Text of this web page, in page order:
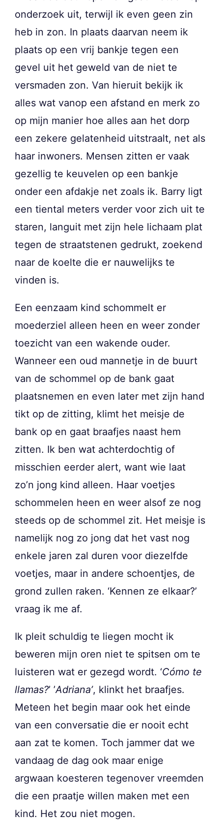
onderzoek uit, terwijl ik even geen zin
heb in zon. In plaats daarvan neem ik
plaats op een vrij bankje tegen een
gevel uit het geweld van de niet te
versmaden zon. Van hieruit bekijk ik
alles wat vanop een afstand en merk zo
op mijn manier hoe alles aan het dorp
een zekere gelatenheid uitstraalt, net als
haar inwoners. Mensen zitten er vaak
gezellig te keuvelen op een bankje
onder een afdakje net zoals ik. Barry ligt
een tiental meters verder voor zich uit te
staren, languit met zijn hele lichaam plat
tegen de straatstenen gedrukt, zoekend
naar de koelte die er nauwelijks te
vinden is.
Een eenzaam kind schommelt er
moederziel alleen heen en weer zonder
toezicht van een wakende ouder.
Wanneer een oud mannetje in de buurt
van de schommel op de bank gaat
plaatsnemen en even later met zijn hand
tikt op de zitting, klimt het meisje de
bank op en gaat braafjes naast hem
zitten. Ik ben wat achterdochtig of
misschien eerder alert, want wie laat
zo’n jong kind alleen. Haar voetjes
schommelen heen en weer alsof ze nog
steeds op de schommel zit. Het meisje is
namelijk nog zo jong dat het vast nog
enkele jaren zal duren voor diezelfde
voetjes, maar in andere schoentjes, de
grond zullen raken. ‘Kennen ze elkaar?’
vraag ik me af.
Ik pleit schuldig te liegen mocht ik
beweren mijn oren niet te spitsen om te
luisteren wat er gezegd wordt. ‘Cómo te
llamas?’ ’Adriana’, klinkt het braafjes.
Meteen het begin maar ook het einde
van een conversatie die er nooit echt
aan zat te komen. Toch jammer dat we
vandaag de dag ook maar enige
argwaan koesteren tegenover vreemden
die een praatje willen maken met een
kind. Het zou niet mogen.